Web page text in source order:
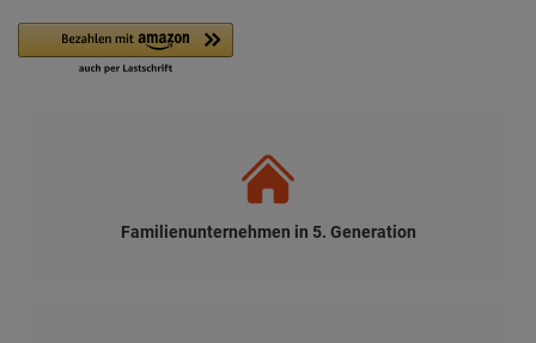
Familienunternehmen in 5. Generation